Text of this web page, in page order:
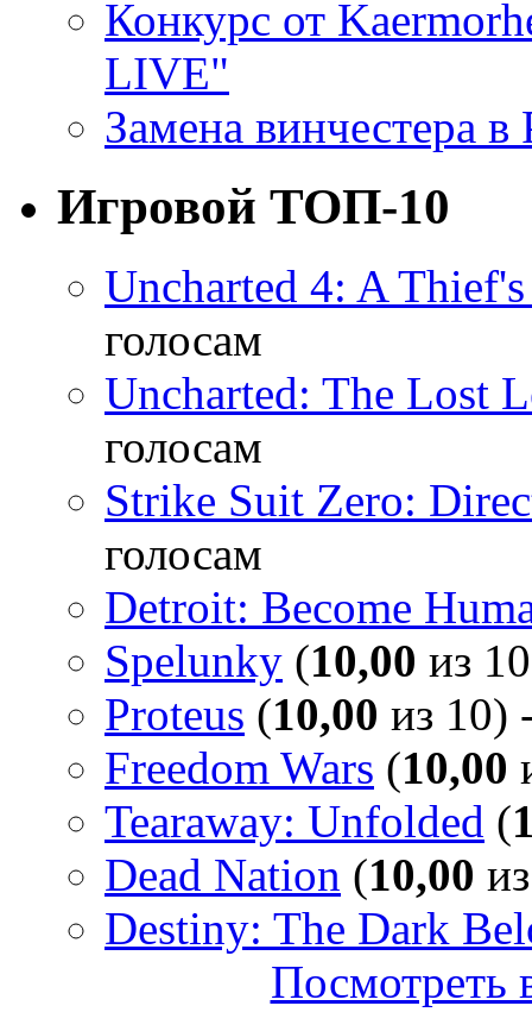
Конкурс от
LIVE"
Замена винчестера
Игровой ТОП-10
Uncharted 4: A
голосам
Uncharted: The Lost
голосам
Strike Suit Zero:
голосам
Detroit: Become
Spelunky (10,00 из
Proteus (10,00 из 10)
Freedom Wars (10,00
Tearaway: Unfolded (
Dead Nation (10,00
Destiny: The Dark
Посмотреть